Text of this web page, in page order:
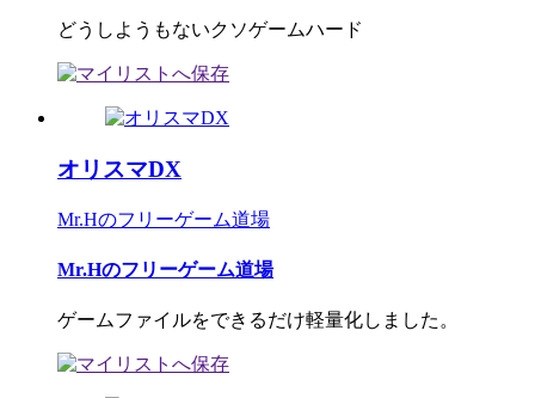
どうしようもないクソゲームハード
オリスマDX
Mr.Hのフリーゲーム道場
Mr.Hのフリーゲーム道場
ゲームファイルをできるだけ軽量化しました。